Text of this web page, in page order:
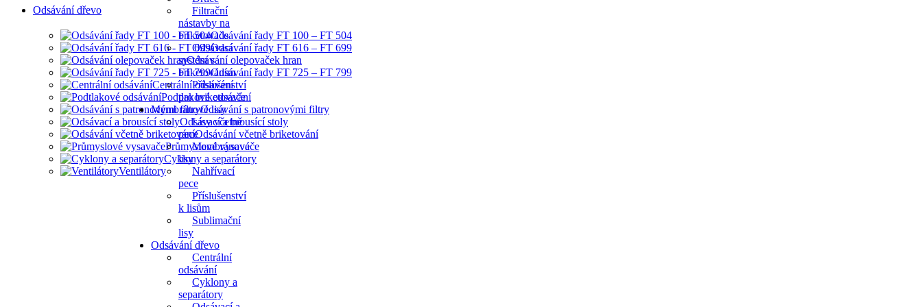
Filtrační
nástavby na
briketovače
Odsávací
systém s
briketováním
Příslušenství
pro briketovače
Membránové lisy
Lisy včetně
pece
Membránové
lisy
Nahřívací
pece
Příslušenství
k lisům
Sublimační
lisy
Odsávání dřevo
Centrální
odsávání
Cyklony a
separátory
Odsávání dřevo
Odsávání řady FT 100 – FT 504
Odsávání řady FT 616 – FT 699
Odsávání olepovaček hran
Odsávání řady FT 725 – FT 799
Centrální odsávání
Podtlakové odsávání
Odsávání s patronovými filtry
Odsávací a brousící stoly
Odsávání včetně briketování
Průmyslové vysavače
Cyklony a separátory
Ventilátory